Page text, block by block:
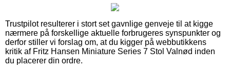
Trustpilot resulterer i stort set gavnlige genveje til at kigge
nærmere på forskellige aktuelle forbrugeres synspunkter og
derfor stiller vi forslag om, at du kigger på webbutikkens
kritik af Fritz Hansen Miniature Series 7 Stol Valnød inden
du placerer din ordre.